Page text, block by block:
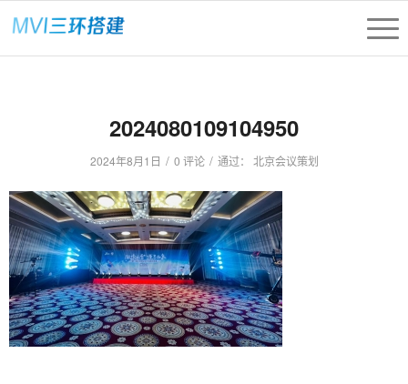
2024080109104950
2024年8月1日 / 0 评论 / 通过： 北京会议策划